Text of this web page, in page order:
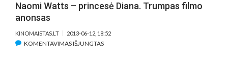
Naomi Watts – princesė Diana. Trumpas filmo
anonsas
KINOMAISTAS.LT 2013-06-12, 18:52
KOMENTAVIMAS IŠJUNGTASĮRAŠE